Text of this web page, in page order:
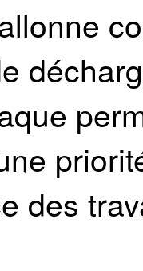
des